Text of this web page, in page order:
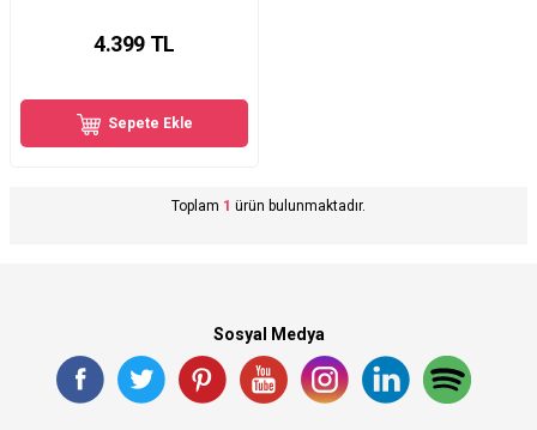
4.399 TL
Sepete Ekle
Toplam 1 ürün bulunmaktadır.
Sosyal Medya